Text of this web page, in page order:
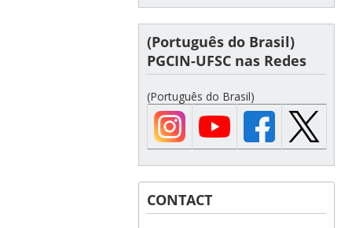
(Português do Brasil)
PGCIN-UFSC nas Redes
(Português do Brasil)
CONTACT